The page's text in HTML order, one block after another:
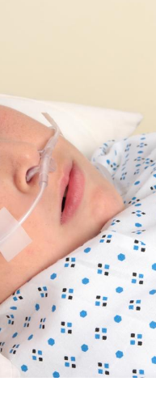
Chikungunya,
West Nile :
t-il dans le
France ?
Les
protègent-ils
?
change dans
charge des
enceintes